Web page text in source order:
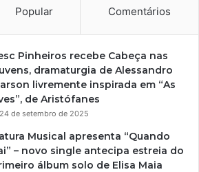
Popular Comentários
Pinheiros recebe Cabeça nas
dramaturgia de Alessandro
livremente inspirada em “As
de Aristófanes
24 de setembro de 2025
Musical apresenta “Quando
– novo single antecipa estreia do
álbum solo de Elisa Maia